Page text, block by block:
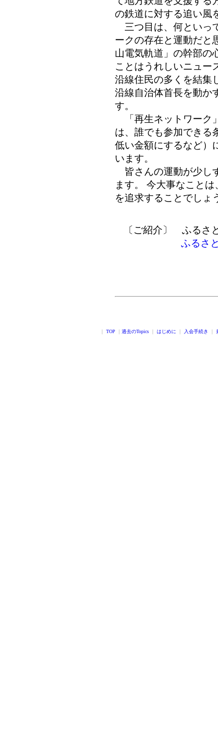
の鉄道に対する追い風
三つ目は、何といっ
ークの存在と運動だと
山電気軌道」の幹部の
ことはうれしいニュー
沿線住民の多くを結集
沿線自治体首長を動か
す。
「再生ネットワーク
は、誰でも参加できる
低い金額にするなど）
います。
皆さんの運動が少し
ます。 今大事なこと
を追求することでしょ
〔ご紹介〕
ふるさ
ふるさ
TOP 過去のTopics はじめに 入会手続き